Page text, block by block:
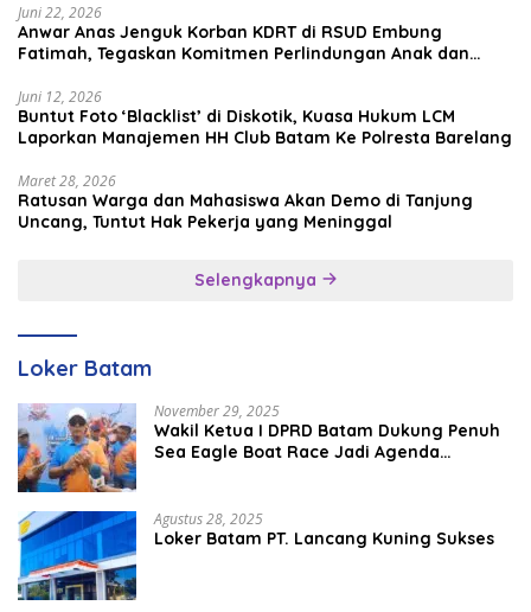
Juni 22, 2026
Anwar Anas Jenguk Korban KDRT di RSUD Embung
Fatimah, Tegaskan Komitmen Perlindungan Anak dan
Juni 12, 2026
Buntut Foto ‘Blacklist’ di Diskotik, Kuasa Hukum LCM
Laporkan Manajemen HH Club Batam Ke Polresta Barelang
Maret 28, 2026
Ratusan Warga dan Mahasiswa Akan Demo di Tanjung
Uncang, Tuntut Hak Pekerja yang Meninggal
Selengkapnya
Loker Batam
November 29, 2025
Wakil Ketua I DPRD Batam Dukung Penuh
Sea Eagle Boat Race Jadi Agenda
Agustus 28, 2025
Loker Batam PT. Lancang Kuning Sukses